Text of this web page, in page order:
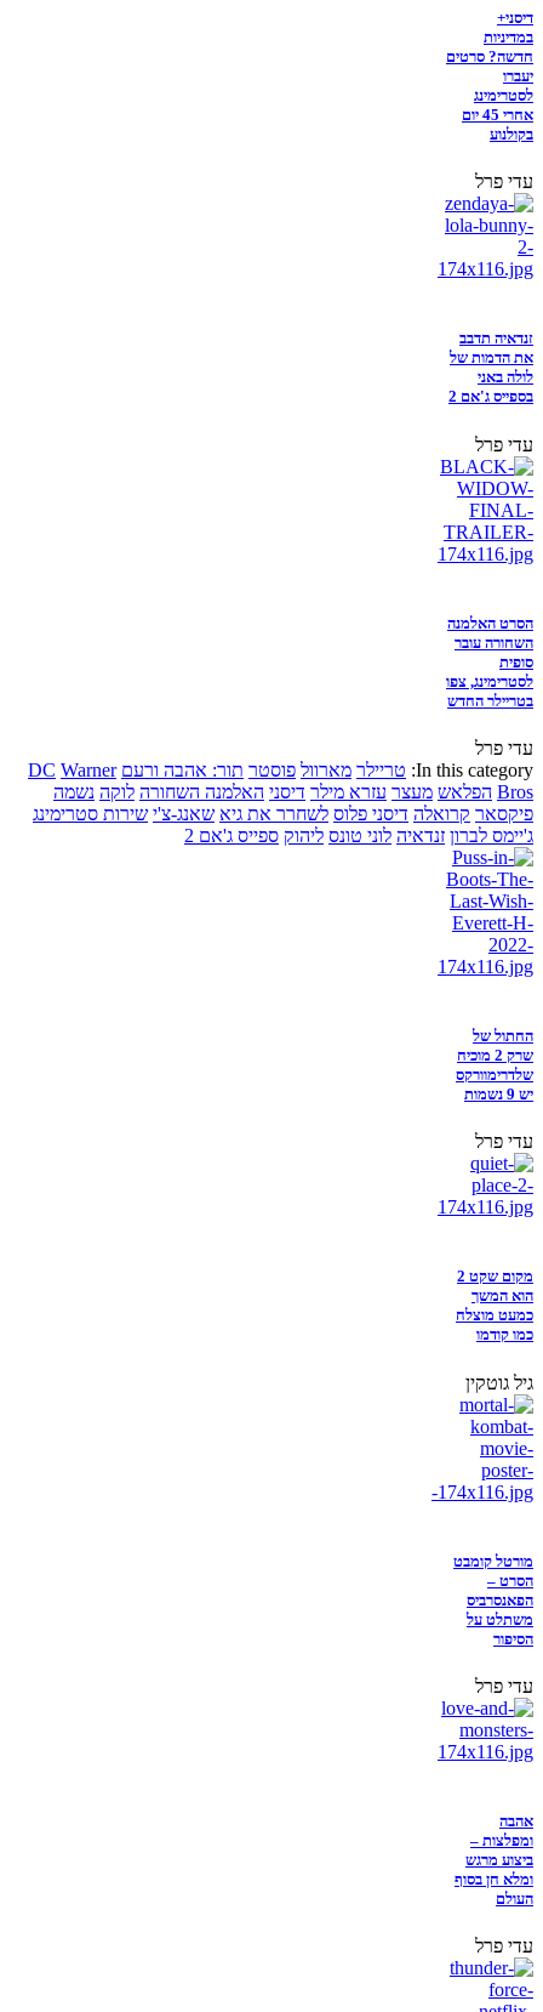
דיסני+
במדיניות
חדשה? סרטים
יעברו
לסטרימינג
אחרי 45 יום
בקולנוע
עדי פרל
זנדאיה תדבב
את הדמות של
לולה באני
בספייס ג'אם 2
עדי פרל
הסרט האלמנה
השחורה עובר
סופית
לסטרימינג, צפו
בטריילר החדש
עדי פרל
In this category: טריילר מארוול פוסטר תור: אהבה ורעם DC Warner
Bros הפלאש מעצר עזרא מילר דיסני האלמנה השחורה לוקה נשמה
פיקסאר קרואלה דיסני פלוס לשחרר את גיא שאנג-צ'י שירות סטרימינג
ג'יימס לברון זנדאיה לוני טונס ליהוק ספייס ג'אם 2
החתול של
שרק 2 מוכיח
שלדרימוורקס
יש 9 נשמות
עדי פרל
מקום שקט 2
הוא המשך
כמעט מוצלח
כמו קודמו
גיל גוטקין
מורטל קומבט
הסרט –
הפאנסרביס
משתלט על
הסיפור
עדי פרל
אהבה
ומפלצות –
ביצוע מרגש
ומלא חן בסוף
העולם
עדי פרל